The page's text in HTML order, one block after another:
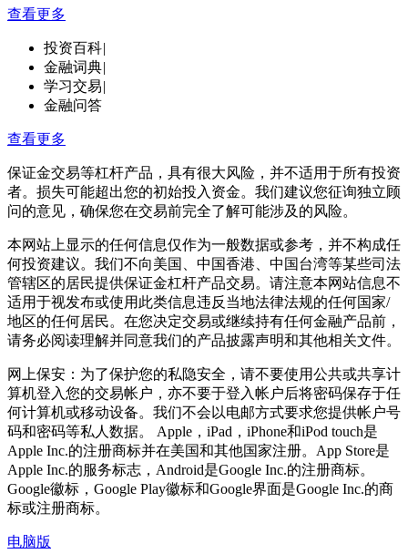
查看更多
投资百科|
金融词典|
学习交易|
金融问答
查看更多
保证金交易等杠杆产品，具有很大风险，并不适用于所有投资
者。损失可能超出您的初始投入资金。我们建议您征询独立顾
问的意见，确保您在交易前完全了解可能涉及的风险。
本网站上显示的任何信息仅作为一般数据或参考，并不构成任
何投资建议。我们不向美国、中国香港、中国台湾等某些司法
管辖区的居民提供保证金杠杆产品交易。请注意本网站信息不
适用于视发布或使用此类信息违反当地法律法规的任何国家/
地区的任何居民。在您决定交易或继续持有任何金融产品前，
请务必阅读理解并同意我们的产品披露声明和其他相关文件。
网上保安：为了保护您的私隐安全，请不要使用公共或共享计
算机登入您的交易帐户，亦不要于登入帐户后将密码保存于任
何计算机或移动设备。我们不会以电邮方式要求您提供帐户号
码和密码等私人数据。 Apple，iPad，iPhone和iPod touch是
Apple Inc.的注册商标并在美国和其他国家注册。App Store是
Apple Inc.的服务标志，Android是Google Inc.的注册商标。
Google徽标，Google Play徽标和Google界面是Google Inc.的商
标或注册商标。
电脑版